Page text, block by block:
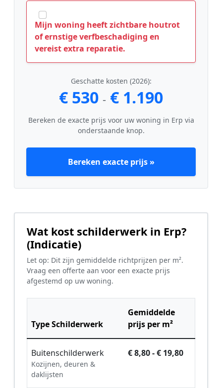
Mijn woning heeft zichtbare houtrot
of ernstige verfbeschadiging en
vereist extra reparatie.
Geschatte kosten (2026):
€ 530 - € 1.190
Bereken de exacte prijs voor uw woning in Erp via
onderstaande knop.
Bereken exacte prijs »
Wat kost schilderwerk in Erp?
(Indicatie)
Let op: Dit zijn gemiddelde richtprijzen per m².
Vraag een offerte aan voor een exacte prijs
afgestemd op uw woning.
Type Schilderwerk
Gemiddelde
prijs per m²
Buitenschilderwerk
Kozijnen, deuren &
daklijsten
€ 8,80 - € 19,80